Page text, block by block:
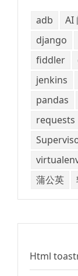
adb AI
django
fiddler
jenkins
pandas
requests
蒲公英
Html